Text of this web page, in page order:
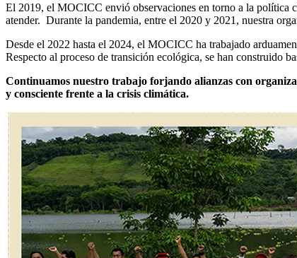
El 2019, el MOCICC envió observaciones en torno a la política
atender. Durante la pandemia, entre el 2020 y 2021, nuestra
Desde el 2022 hasta el 2024, el MOCICC ha trabajado
Respecto al proceso de transición ecológica, se han construido
Continuamos nuestro trabajo forjando alianzas con
y consciente frente a la crisis climática.